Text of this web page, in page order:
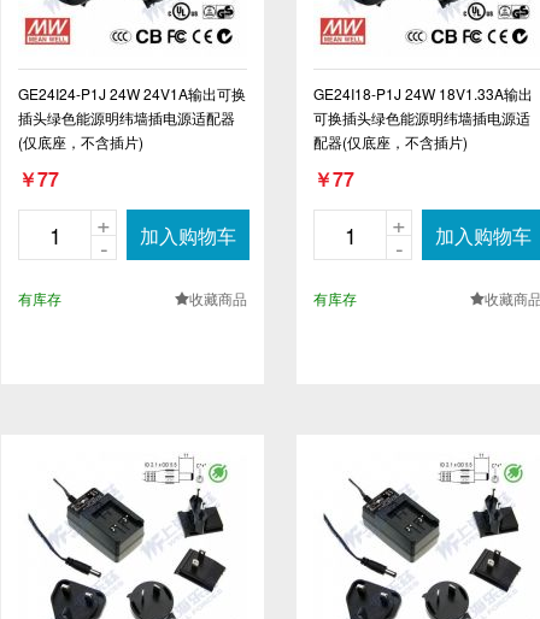
GE24I24-P1J 24W 24V1A输出可换
插头绿色能源明纬墙插电源适配器
(仅底座，不含插片)
￥77
-
+ 加入购物车
有库存 .收藏商品
GE24I18-P1J 24W 18V1.33A输出
可换插头绿色能源明纬墙插电源适
配器(仅底座，不含插片)
￥77
-
+ 加入购物车
有库存 .收藏商